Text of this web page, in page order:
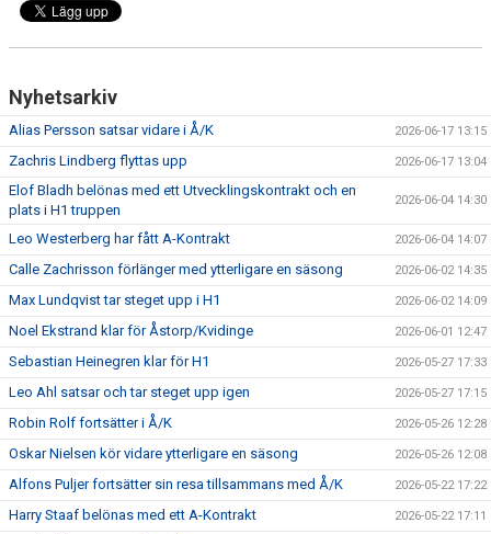
Nyhetsarkiv
Alias Persson satsar vidare i Å/K 2026-06-17 13:15
Zachris Lindberg flyttas upp 2026-06-17 13:04
Elof Bladh belönas med ett Utvecklingskontrakt och en
plats i H1 truppen
2026-06-04 14:30
Leo Westerberg har fått A-Kontrakt 2026-06-04 14:07
Calle Zachrisson förlänger med ytterligare en säsong 2026-06-02 14:35
Max Lundqvist tar steget upp i H1 2026-06-02 14:09
Noel Ekstrand klar för Åstorp/Kvidinge 2026-06-01 12:47
Sebastian Heinegren klar för H1 2026-05-27 17:33
Leo Ahl satsar och tar steget upp igen 2026-05-27 17:15
Robin Rolf fortsätter i Å/K 2026-05-26 12:28
Oskar Nielsen kör vidare ytterligare en säsong 2026-05-26 12:08
Alfons Puljer fortsätter sin resa tillsammans med Å/K 2026-05-22 17:22
Harry Staaf belönas med ett A-Kontrakt 2026-05-22 17:11